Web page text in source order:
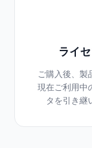
ライ
ご購入後、製
現在ご利用中
タを引き継